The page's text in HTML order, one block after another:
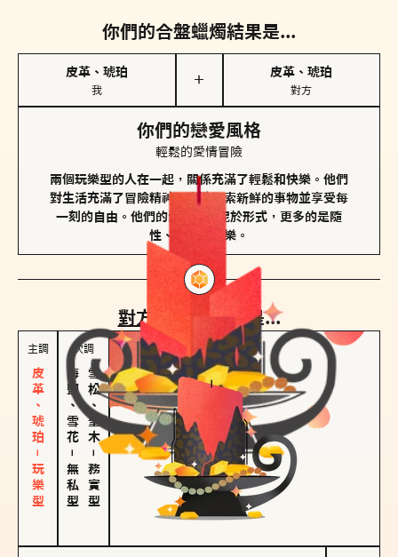
你們的合盤蠟燭結果是...
皮革、琥珀
我
＋
皮革、琥珀
對方
你們的戀愛風格
輕鬆的愛情冒險
兩個玩樂型的人在一起，關係充滿了輕鬆和快樂。他們
對生活充滿了冒險精神，喜歡探索新鮮的事物並享受每
一刻的自由。他們的愛情不拘泥於形式，更多的是隨
性、幽默和享樂。
對方 的主調蠟燭是...
主調
皮革、琥珀－玩樂型
次調
海鹽、雪花
－
無私型
雪松、聖木
－
務實型